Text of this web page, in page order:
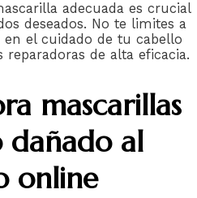
adecuada es crucial
deseados. No te limites a
el cuidado de tu cabello
de alta eficacia.
mascarillas
dañado al
online